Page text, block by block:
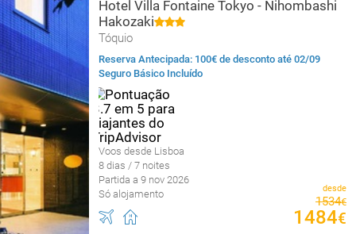
Hotel Villa Fontaine Tokyo - Nihombashi
Hakozaki
Tóquio
Reserva Antecipada: 100€ de desconto até 02/09
Seguro Básico Incluído
Voos desde Lisboa
8 dias / 7 noites
Partida a 9 nov 2026
Só alojamento
desde
1534€
1484€